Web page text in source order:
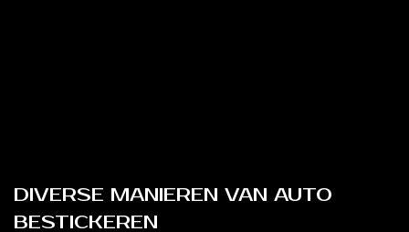
DIVERSE MANIEREN VAN AUTO
BESTICKEREN